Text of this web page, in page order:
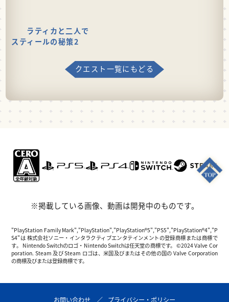
ラティカと二人で
スティールの秘策2
クエスト一覧にもどる
※掲載している画像、動画は開発中のものです。
"PlayStation Family Mark","PlayStation","PlayStation®5","PS5","PlayStation®4","P
S4"は 株式会社ソニー・インタラクティブエンタテインメントの登録商標または商標で
す。 Nintendo Switchのロゴ・Nintendo Switchは任天堂の商標です。 ©2024 Valve Cor
poration. Steam 及び Steam ロゴは、米国及びまたはその他の国の Valve Corporation
の商標及びまたは登録商標です。
お問い合わせ プライバシー・ポリシー